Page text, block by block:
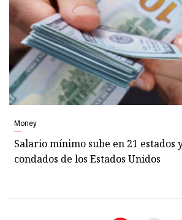
Money
Salario mínimo sube en 21 estados
condados de los Estados Unidos